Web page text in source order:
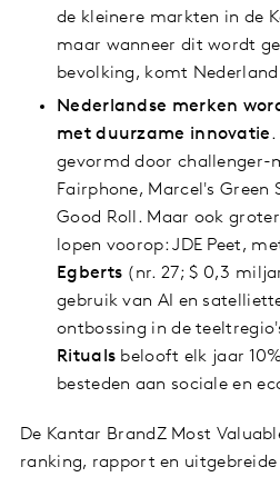
de kleinere markten in de
maar wanneer dit wordt
bevolking, komt
Nederlandse merken
met duurzame innovatie.
gevormd door challenger-
Fairphone, Marcel's Green
Good Roll. Maar ook
lopen voorop: JDE Peet,
Egberts (nr. 27; $ 0,3
gebruik van AI en
ontbossing in de
Rituals belooft elk jaar
besteden aan sociale en
De Kantar BrandZ Most
ranking, rapport en uitgebreide